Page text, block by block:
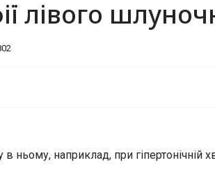
лівого
наприклад, при гіпертонічній